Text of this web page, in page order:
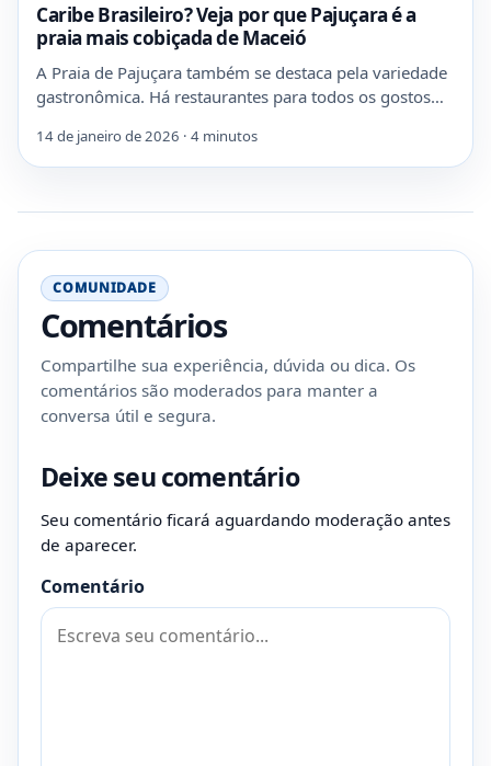
Caribe Brasileiro? Veja por que Pajuçara é a
praia mais cobiçada de Maceió
A Praia de Pajuçara também se destaca pela variedade
gastronômica. Há restaurantes para todos os gostos…
14 de janeiro de 2026 · 4 minutos
COMUNIDADE
Comentários
Compartilhe sua experiência, dúvida ou dica. Os
comentários são moderados para manter a
conversa útil e segura.
Deixe seu comentário
Seu comentário ficará aguardando moderação antes
de aparecer.
Comentário